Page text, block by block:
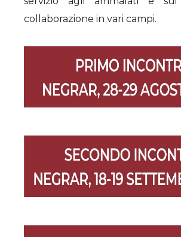
collaborazione in vari campi.